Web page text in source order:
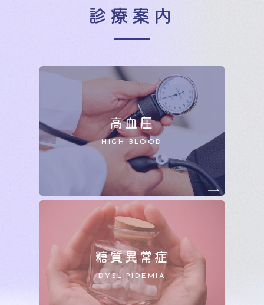
診療案内
高血圧
HIGH BLOOD
糖質異常症
DYSLIPIDEMIA